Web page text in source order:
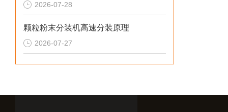
2026-07-28
颗粒粉末分装机高速分装原理
2026-07-27